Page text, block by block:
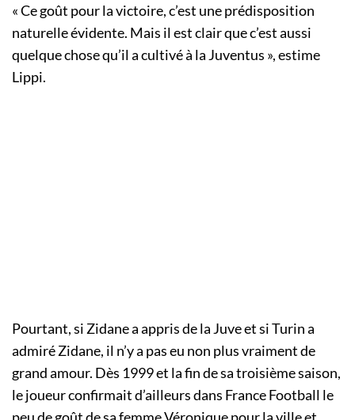
« Ce goût pour la victoire, c’est une prédisposition
naturelle évidente. Mais il est clair que c’est aussi
quelque chose qu’il a cultivé à la Juventus », estime
Lippi.
Pourtant, si Zidane a appris de la Juve et si Turin a
admiré Zidane, il n’y a pas eu non plus vraiment de
grand amour. Dès 1999 et la fin de sa troisième saison,
le joueur confirmait d’ailleurs dans France Football le
peu de goût de sa femme Véronique pour la ville et